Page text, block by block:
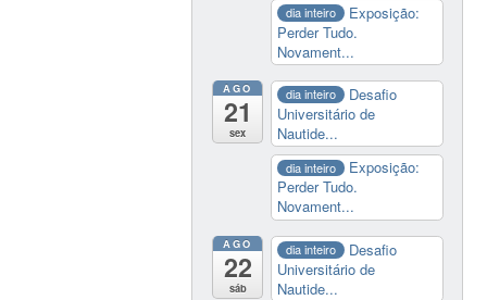
dia inteiro
Exposição:
Perder Tudo.
Novament...
AGO
21
sex
dia inteiro
Desafio
Universitário de
Nautide...
dia inteiro
Exposição:
Perder Tudo.
Novament...
AGO
22
sáb
dia inteiro
Desafio
Universitário de
Nautide...